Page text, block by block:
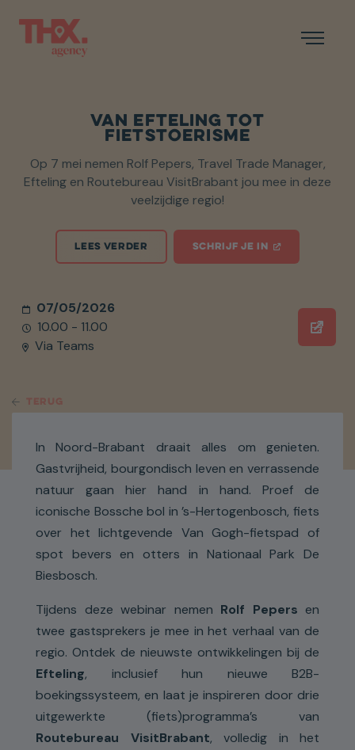
VAN EFTELING TOT
FIETSTOERISME
Op 7 mei nemen Rolf Pepers, Travel Trade Manager,
Efteling en Routebureau VisitBrabant jou mee in deze
veelzijdige regio!
LEES VERDER SCHRIJF JE IN
07/05/2026
10.00 - 11.00
Via Teams
TERUG
In Noord-Brabant draait alles om genieten.
Gastvrijheid, bourgondisch leven en verrassende
natuur gaan hier hand in hand. Proef de
iconische Bossche bol in ’s-Hertogenbosch, fiets
over het lichtgevende Van Gogh-fietspad of
spot bevers en otters in Nationaal Park De
Biesbosch.
Tijdens deze webinar nemen Rolf Pepers en
twee gastsprekers je mee in het verhaal van de
regio. Ontdek de nieuwste ontwikkelingen bij de
Efteling, inclusief hun nieuwe B2B-
boekingssysteem, en laat je inspireren door drie
uitgewerkte (fiets)programma’s van
Routebureau VisitBrabant, volledig in het